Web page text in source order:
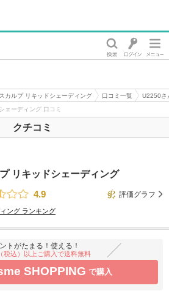
カルプ リキッドシェーディング 口コミ一覧
U2250さ
ェーディング 口コミ
クチコミ
リキッドシェーディング
4.9
評価グラフ
ング ランキング
トがたまる！使える！
税込）以上ご購入で送料無料
SHOPPING で購入